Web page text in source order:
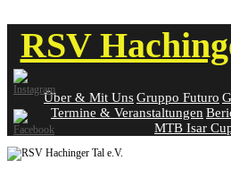
content
RSV
Über & Mit UnsGruppo Futuro
Termine & Veranstaltungen
MTB Isar